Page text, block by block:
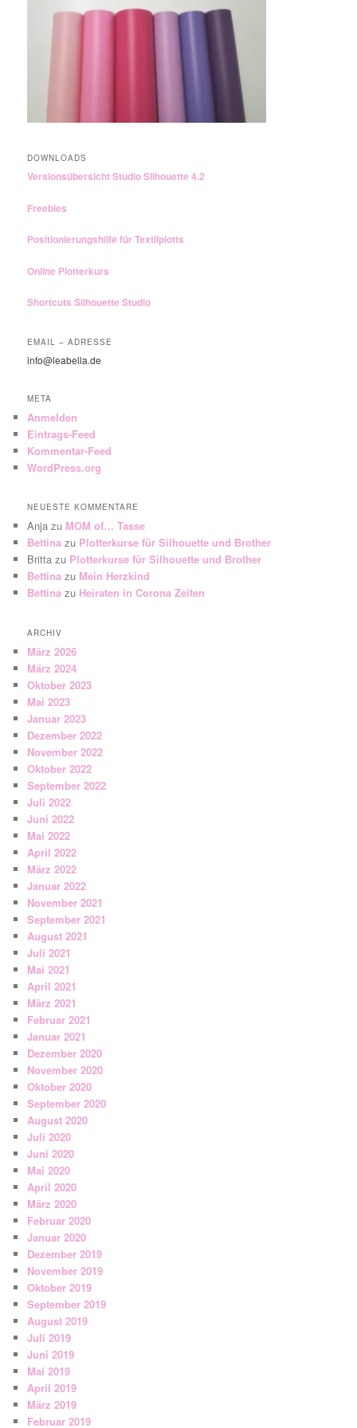
DOWNLOADS
Versionsübersicht Studio Silhouette 4.2
Freebies
Positionierungshilfe für Textilplotts
Online Plotterkurs
Shortcuts Silhouette Studio
EMAIL – ADRESSE
info@leabella.de
META
Anmelden
Eintrags-Feed
Kommentar-Feed
WordPress.org
NEUESTE KOMMENTARE
Anja zu MOM of… Tasse
Bettina zu Plotterkurse für Silhouette und Brother
Britta zu Plotterkurse für Silhouette und Brother
Bettina zu Mein Herzkind
Bettina zu Heiraten in Corona Zeiten
ARCHIV
März 2026
März 2024
Oktober 2023
Mai 2023
Januar 2023
Dezember 2022
November 2022
Oktober 2022
September 2022
Juli 2022
Juni 2022
Mai 2022
April 2022
März 2022
Januar 2022
November 2021
September 2021
August 2021
Juli 2021
Mai 2021
April 2021
März 2021
Februar 2021
Januar 2021
Dezember 2020
November 2020
Oktober 2020
September 2020
August 2020
Juli 2020
Juni 2020
Mai 2020
April 2020
März 2020
Februar 2020
Januar 2020
Dezember 2019
November 2019
Oktober 2019
September 2019
August 2019
Juli 2019
Juni 2019
Mai 2019
April 2019
März 2019
Februar 2019